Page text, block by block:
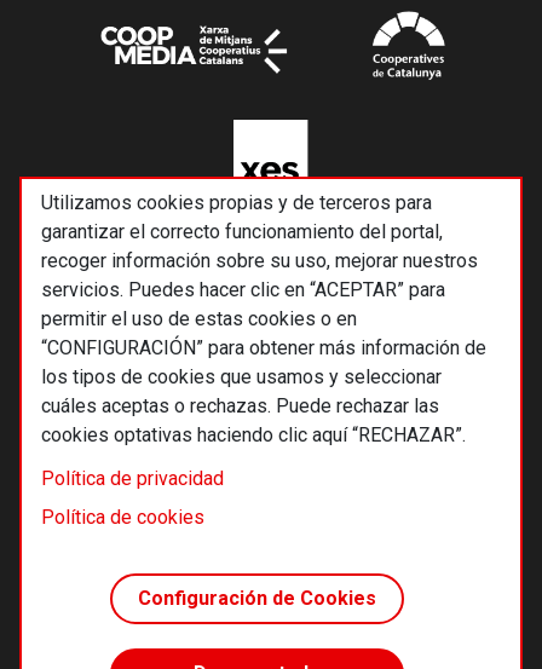
Utilizamos cookies propias y de terceros para
garantizar el correcto funcionamiento del portal,
recoger información sobre su uso, mejorar nuestros
servicios. Puedes hacer clic en “ACEPTAR” para
permitir el uso de estas cookies o en
“CONFIGURACIÓN” para obtener más información de
los tipos de cookies que usamos y seleccionar
cuáles aceptas o rechazas. Puede rechazar las
cookies optativas haciendo clic aquí “RECHAZAR”.
Política de privacidad
Política de cookies
Configuración de Cookies
© 2026 Alternativas económicas SCCL
Footer
Términos y condiciones de uso
Política de cookies
Principios editoriales